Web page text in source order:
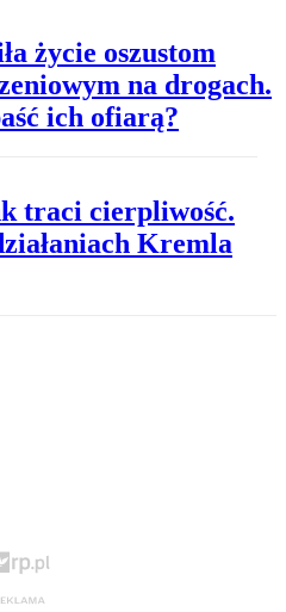
życie oszustom
na drogach.
ich ofiarą?
traci cierpliwość.
Kremla